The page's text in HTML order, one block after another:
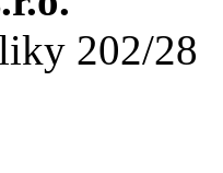
202/28